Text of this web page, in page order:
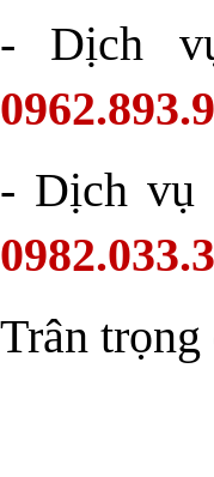
- Dịch
- Dịch vụ
Trân trọng